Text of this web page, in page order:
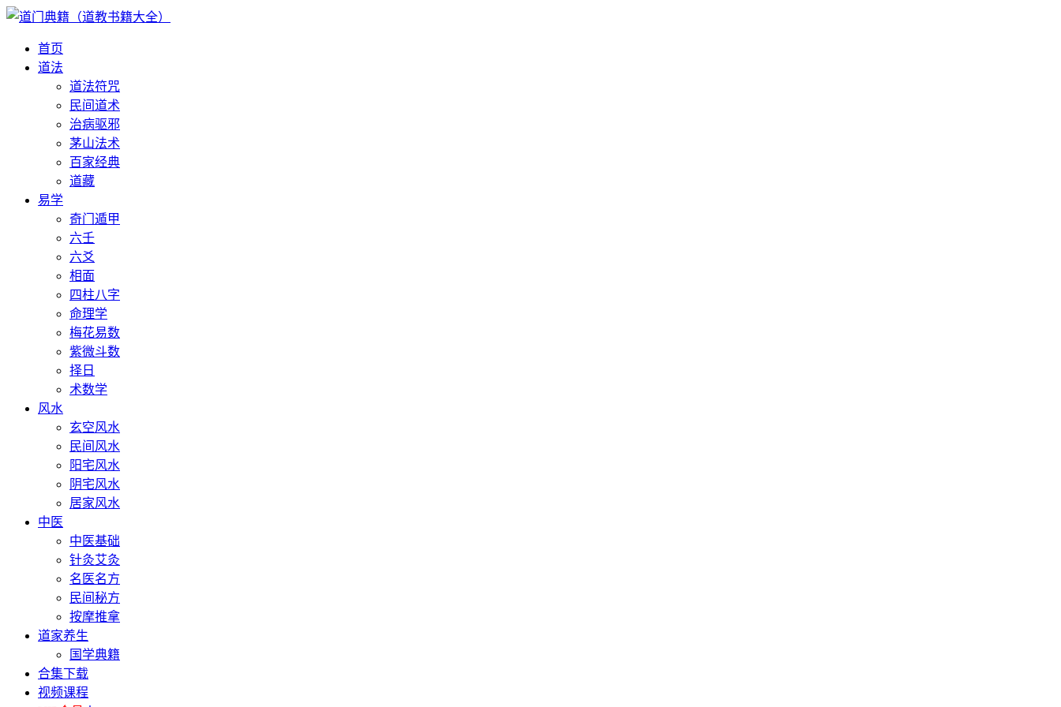
首页
道法
道法符咒
民间道术
治病驱邪
茅山法术
百家经典
道藏
易学
奇门遁甲
六壬
六爻
相面
四柱八字
命理学
梅花易数
紫微斗数
择日
术数学
风水
玄空风水
民间风水
阳宅风水
阴宅风水
居家风水
中医
中医基础
针灸艾灸
名医名方
民间秘方
按摩推拿
道家养生
国学典籍
合集下载
视频课程